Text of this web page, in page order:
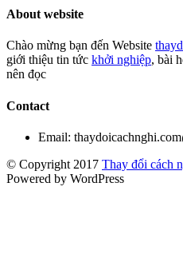
About website
Chào mừng bạn đến Website
giới thiệu tin tức khởi nghiệp, bài
nên đọc
Contact
Email:
© Copyright 2017 Thay đổi cách
Powered by WordPress